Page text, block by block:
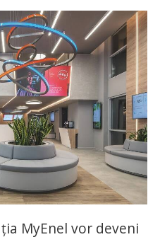
MyEnel vor deveni